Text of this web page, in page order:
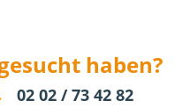
haben?
02 02 / 73 42 82